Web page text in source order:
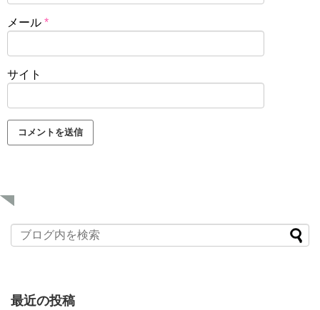
メール *
サイト
最近の投稿